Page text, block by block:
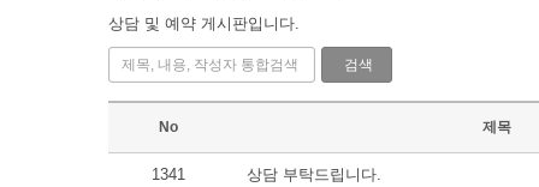
상담 및 예약 게시판입니다.
검색
No 제목
1341 상담 부탁드립니다.